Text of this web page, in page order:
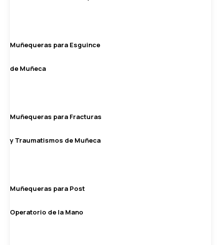
Muñequeras para Esguince
de Muñeca
Muñequeras para Fracturas
y Traumatismos de Muñeca
Muñequeras para Post
Operatorio de la Mano